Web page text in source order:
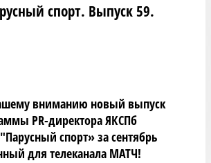
спорт. Выпуск 59.
вниманию новый выпуск
PR-директора ЯКСПб
спорт» за сентябрь
для телеканала МАТЧ!